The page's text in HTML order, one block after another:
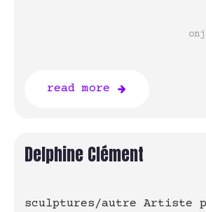
on
read more
Delphine Clément
sculptures/autre Artiste